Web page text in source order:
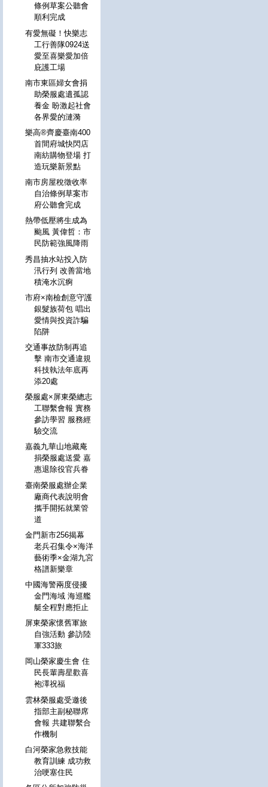
條例草案公聽會
順利完成
有愛無礙！快樂志
工行善隊0924送
愛至喜樂愛加倍
庇護工場
南市東區婦女會捐
助榮服處遺孤認
養金 盼激起社會
各界愛的漣漪
樂高®齊慶臺南400
首間府城快閃店
南紡購物登場 打
造玩樂新景點
南市房屋稅徵收率
自治條例草案市
府公聽會完成
熱帶低壓將生成為
颱風 黃偉哲：市
民防範強風降雨
秀昌抽水站投入防
汛行列 改善當地
積淹水沉痾
市府×南檢創意守護
銀髮族荷包 唱出
愛情與投資詐騙
陷阱
交通事故防制再追
擊 南市交通違規
科技執法年底再
添20處
榮服處×屏東榮總志
工聯繫會報 實務
參訪學習 服務經
驗交流
嘉義九華山地藏庵
捐榮服處送愛 嘉
惠退除役官兵眷
臺南榮服處辦企業
廠商代表說明會
攜手開拓就業管
道
金門新市256揭幕
老兵召集令×海洋
藝術季×金湖九宮
格譜新樂章
中國海警兩度侵擾
金門海域 海巡艦
艇全程對應拒止
屏東榮家懷舊軍旅
自強活動 參訪陸
軍333旅
岡山榮家慶生會 住
民長輩壽星歡喜
袍澤祝福
雲林榮服處受邀後
指部主副秘聯席
會報 共建聯繫合
作機制
白河榮家急救技能
教育訓練 成功救
治哽塞住民